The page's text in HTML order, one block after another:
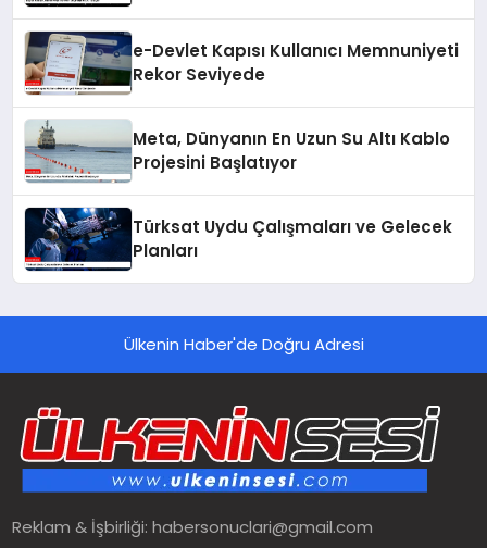
e-Devlet Kapısı Kullanıcı Memnuniyeti
Rekor Seviyede
Meta, Dünyanın En Uzun Su Altı Kablo
Projesini Başlatıyor
Türksat Uydu Çalışmaları ve Gelecek
Planları
Ülkenin Haber'de Doğru Adresi
Reklam & İşbirliği:habersonuclari@gmail.com